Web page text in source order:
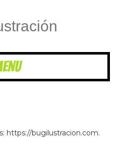
https://bugilustracion.com.